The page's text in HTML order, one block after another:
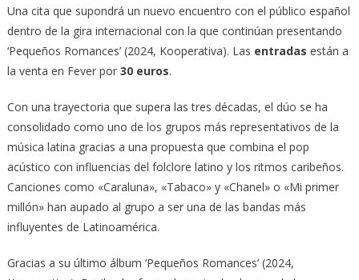
Una cita que supondrá un nuevo encuentro con el público español
dentro de la gira internacional con la que continúan presentando
‘Pequeños Romances’ (2024, Kooperativa). Las entradas están a
la venta en Fever por 30 euros.
Con una trayectoria que supera las tres décadas, el dúo se ha
consolidado como uno de los grupos más representativos de la
música latina gracias a una propuesta que combina el pop
acústico con influencias del folclore latino y los ritmos caribeños.
Canciones como «Caraluna», «Tabaco» y «Chanel» o «Mi primer
millón» han aupado al grupo a ser una de las bandas más
influyentes de Latinoamérica.
Gracias a su último álbum ‘Pequeños Romances’ (2024,